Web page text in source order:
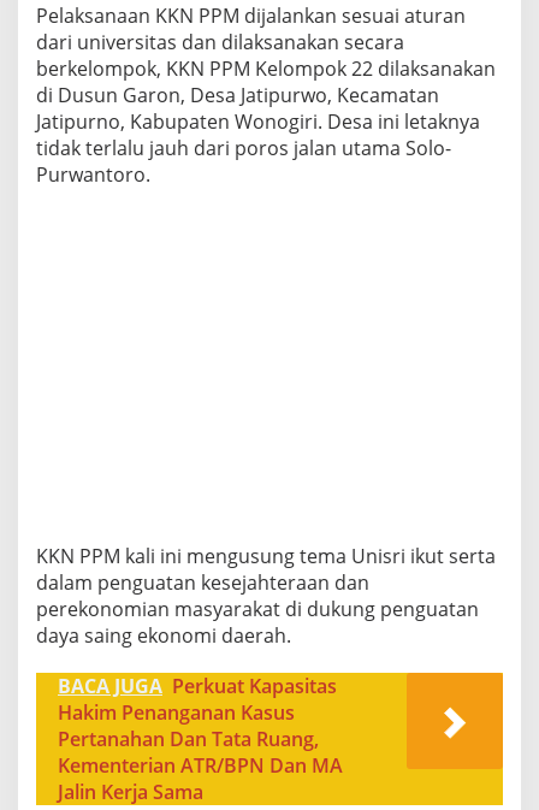
Pelaksanaan KKN PPM dijalankan sesuai aturan
dari universitas dan dilaksanakan secara
berkelompok, KKN PPM Kelompok 22 dilaksanakan
di Dusun Garon, Desa Jatipurwo, Kecamatan
Jatipurno, Kabupaten Wonogiri. Desa ini letaknya
tidak terlalu jauh dari poros jalan utama Solo-
Purwantoro.
KKN PPM kali ini mengusung tema Unisri ikut serta
dalam penguatan kesejahteraan dan
perekonomian masyarakat di dukung penguatan
daya saing ekonomi daerah.
BACA JUGA Perkuat Kapasitas
Hakim Penanganan Kasus
Pertanahan Dan Tata Ruang,
Kementerian ATR/BPN Dan MA
Jalin Kerja Sama